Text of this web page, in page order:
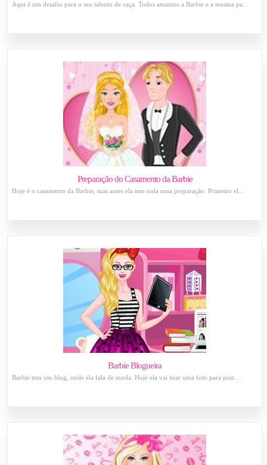
Aqui é um desafio para o seu talento de caça. Todos amamos a Barbie e a mesma pa...
Preparação do Casamento da Barbie
Hoje é o casamento da Barbie, mas antes ela tem toda uma preparação. Primeiro el...
Barbie Blogueira
Barbie tem um blog, onde ela fala de moda. Hoje ela vai tirar uma foto para post...